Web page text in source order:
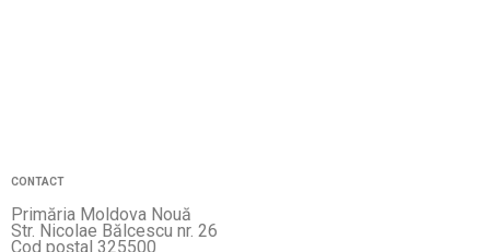
CONTACT
Primăria Moldova Nouă
Str. Nicolae Bălcescu nr. 26
Cod poştal 325500